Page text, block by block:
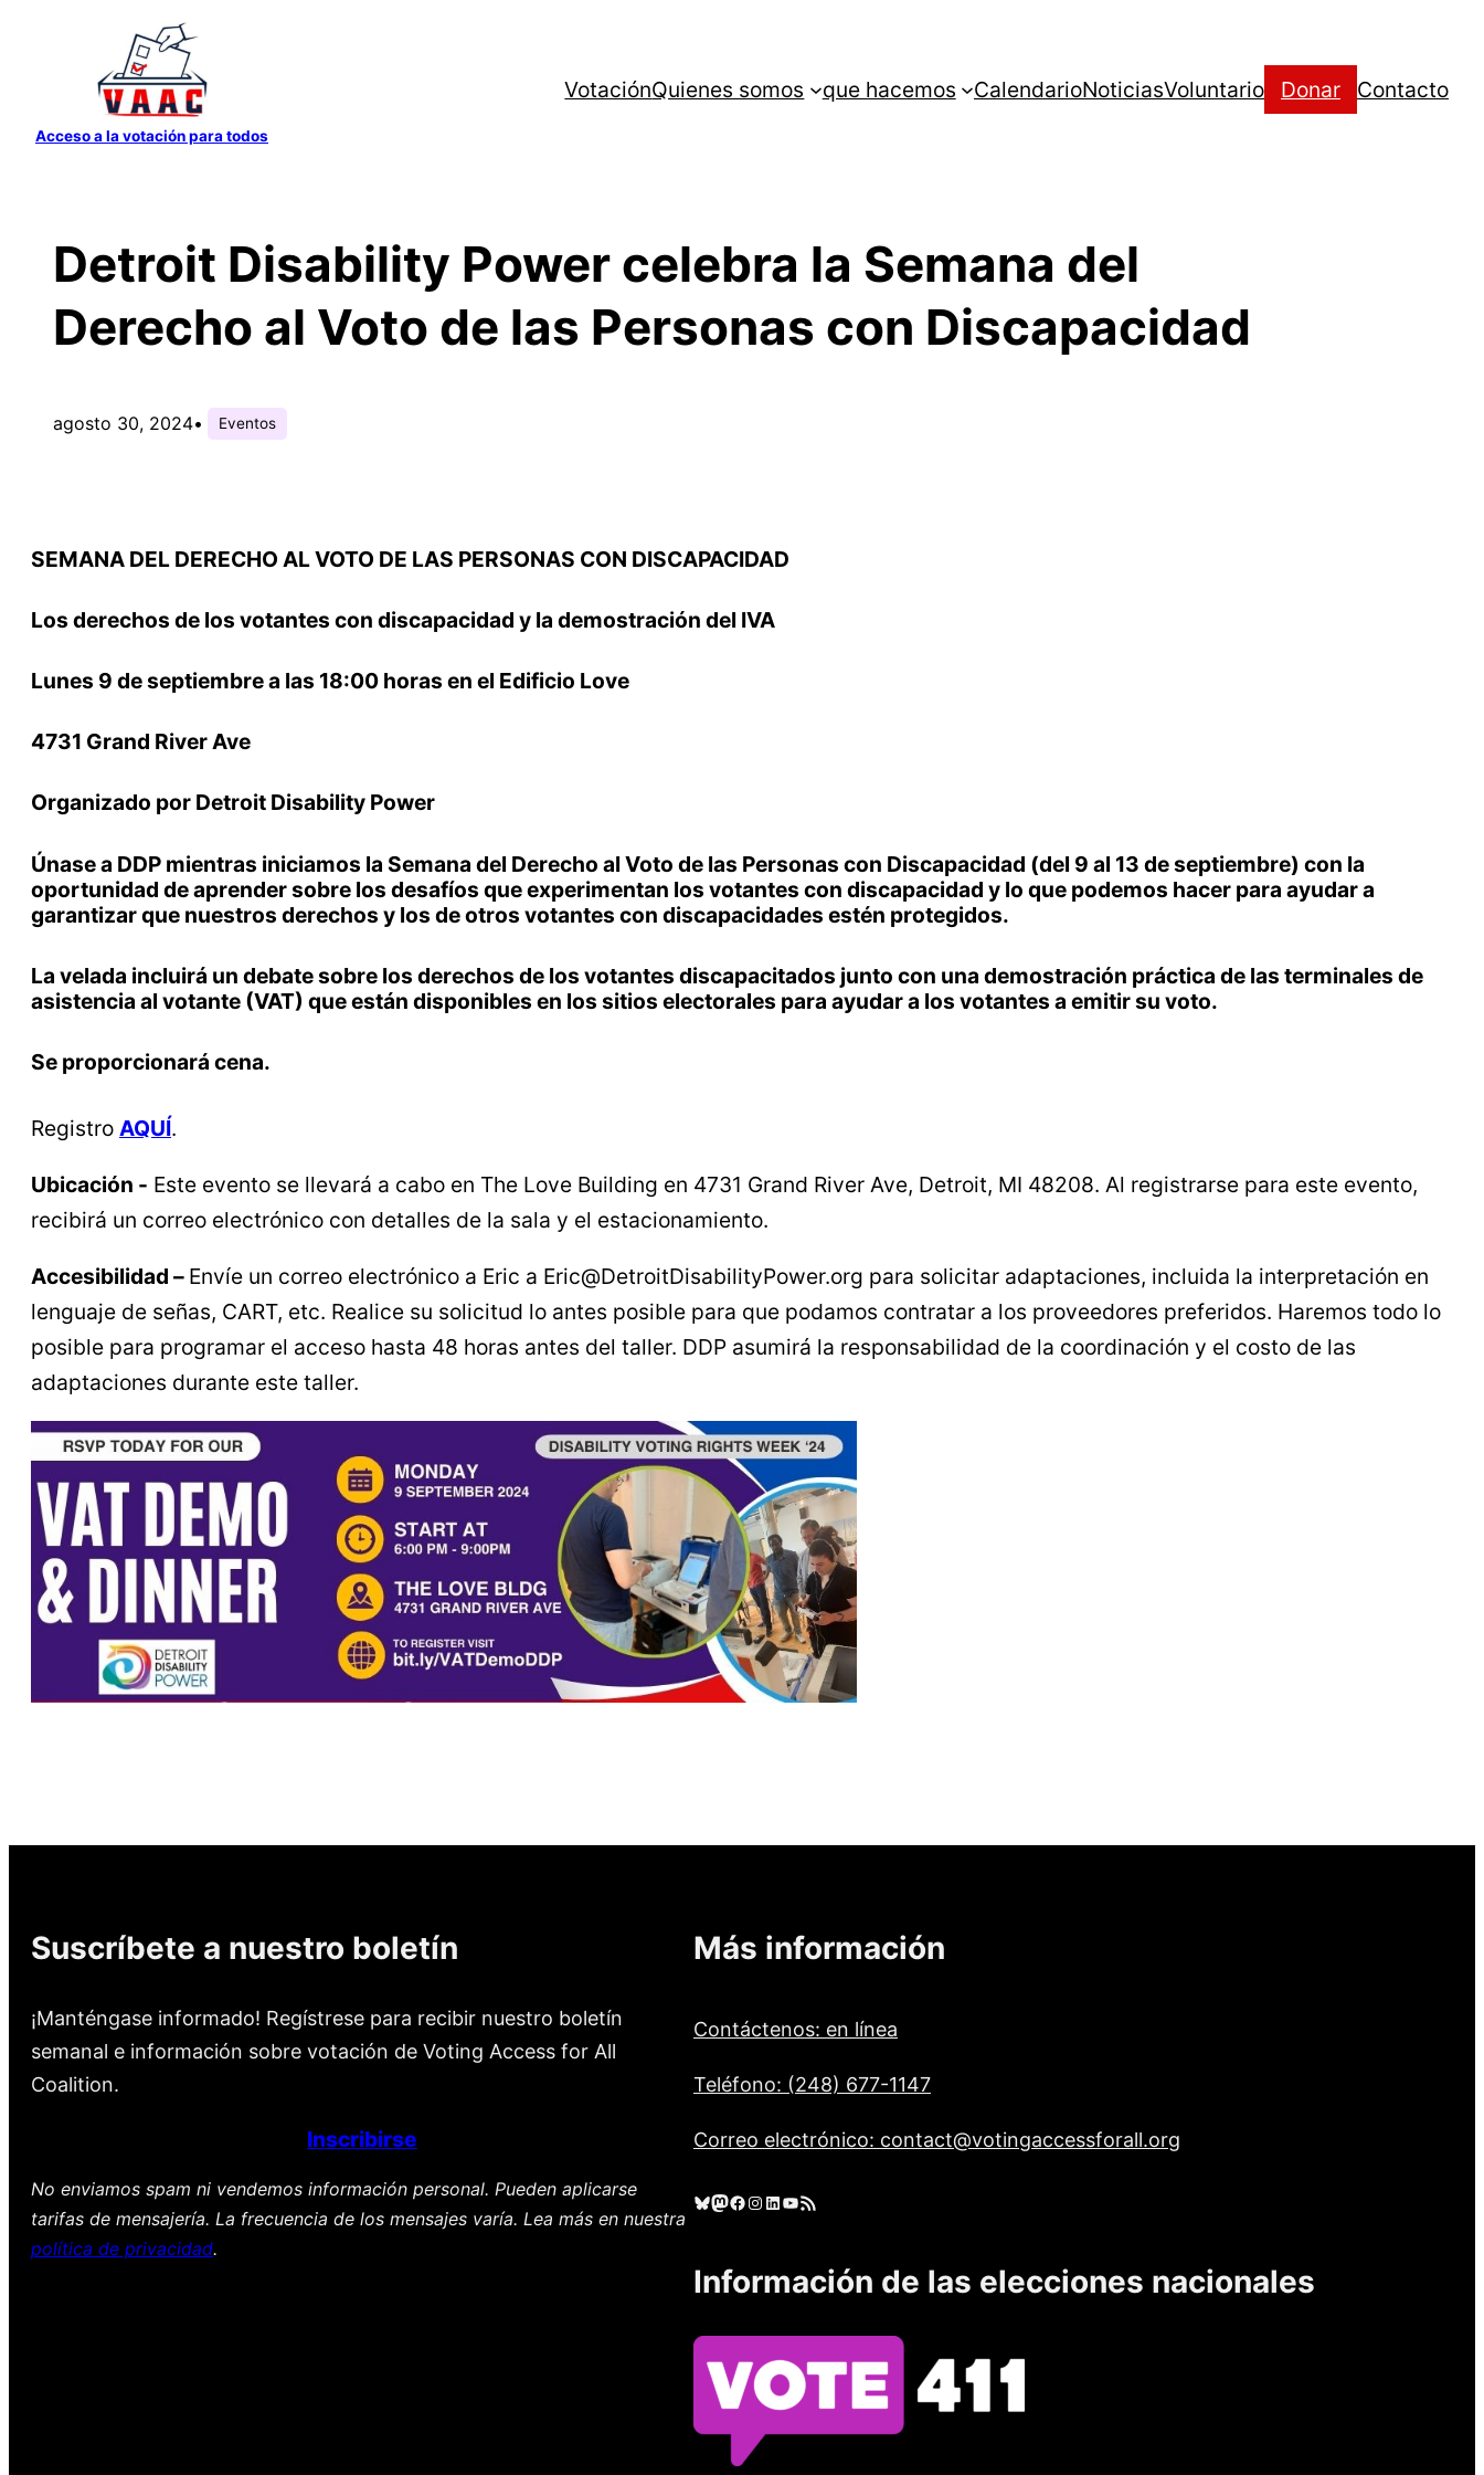
contenido
Acceso a la votación para todos
VotaciónQuienes somos que hacemos CalendarioNoticiasVoluntario Donar Contacto
Detroit Disability Power celebra la Semana del
Derecho al Voto de las Personas con Discapacidad
agosto 30, 2024• Eventos
SEMANA DEL DERECHO AL VOTO DE LAS PERSONAS CON DISCAPACIDAD
Los derechos de los votantes con discapacidad y la demostración del IVA
Lunes 9 de septiembre a las 18:00 horas en el Edificio Love
4731 Grand River Ave
Organizado por Detroit Disability Power
Únase a DDP mientras iniciamos la Semana del Derecho al Voto de las Personas con Discapacidad (del 9 al 13 de septiembre) con la
oportunidad de aprender sobre los desafíos que experimentan los votantes con discapacidad y lo que podemos hacer para ayudar a
garantizar que nuestros derechos y los de otros votantes con discapacidades estén protegidos.
La velada incluirá un debate sobre los derechos de los votantes discapacitados junto con una demostración práctica de las terminales de
asistencia al votante (VAT) que están disponibles en los sitios electorales para ayudar a los votantes a emitir su voto.
Se proporcionará cena.
Registro AQUÍ.
Ubicación - Este evento se llevará a cabo en The Love Building en 4731 Grand River Ave, Detroit, MI 48208. Al registrarse para este evento,
recibirá un correo electrónico con detalles de la sala y el estacionamiento.
Accesibilidad – Envíe un correo electrónico a Eric a Eric@DetroitDisabilityPower.org para solicitar adaptaciones, incluida la interpretación en
lenguaje de señas, CART, etc. Realice su solicitud lo antes posible para que podamos contratar a los proveedores preferidos. Haremos todo lo
posible para programar el acceso hasta 48 horas antes del taller. DDP asumirá la responsabilidad de la coordinación y el costo de las
adaptaciones durante este taller.
Suscríbete a nuestro boletín
¡Manténgase informado! Regístrese para recibir nuestro boletín
semanal e información sobre votación de Voting Access for All
Coalition.
Inscribirse
No enviamos spam ni vendemos información personal. Pueden aplicarse
tarifas de mensajería. La frecuencia de los mensajes varía. Lea más en nuestra
política de privacidad.
Más información
Contáctenos: en línea
Teléfono: (248) 677-1147
Correo electrónico: contact@votingaccessforall.org
Cielo azul Mastodonte Facebook Instagram LinkedIn YouTube Feed RSS
Información de las elecciones nacionales